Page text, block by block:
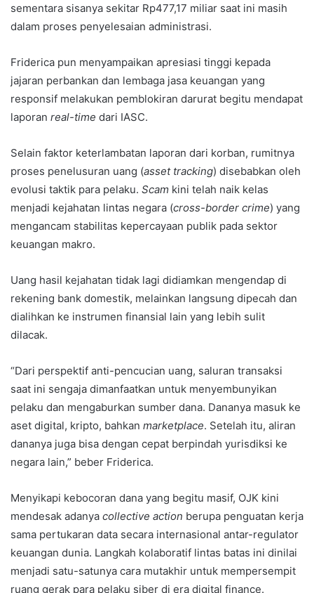
sementara sisanya sekitar Rp477,17 miliar saat ini masih
dalam proses penyelesaian administrasi.
Friderica pun menyampaikan apresiasi tinggi kepada
jajaran perbankan dan lembaga jasa keuangan yang
responsif melakukan pemblokiran darurat begitu mendapat
laporan real-time dari IASC.
Selain faktor keterlambatan laporan dari korban, rumitnya
proses penelusuran uang (asset tracking) disebabkan oleh
evolusi taktik para pelaku. Scam kini telah naik kelas
menjadi kejahatan lintas negara (cross-border crime) yang
mengancam stabilitas kepercayaan publik pada sektor
keuangan makro.
Uang hasil kejahatan tidak lagi didiamkan mengendap di
rekening bank domestik, melainkan langsung dipecah dan
dialihkan ke instrumen finansial lain yang lebih sulit
dilacak.
“Dari perspektif anti-pencucian uang, saluran transaksi
saat ini sengaja dimanfaatkan untuk menyembunyikan
pelaku dan mengaburkan sumber dana. Dananya masuk ke
aset digital, kripto, bahkan marketplace. Setelah itu, aliran
dananya juga bisa dengan cepat berpindah yurisdiksi ke
negara lain,” beber Friderica.
Menyikapi kebocoran dana yang begitu masif, OJK kini
mendesak adanya collective action berupa penguatan kerja
sama pertukaran data secara internasional antar-regulator
keuangan dunia. Langkah kolaboratif lintas batas ini dinilai
menjadi satu-satunya cara mutakhir untuk mempersempit
ruang gerak para pelaku siber di era digital finance.